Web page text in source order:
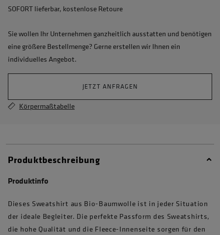
SOFORT lieferbar, kostenlose Retoure
Sie wollen Ihr Unternehmen ganzheitlich ausstatten und benötigen
eine größere Bestellmenge? Gerne erstellen wir Ihnen ein
individuelles Angebot.
JETZT ANFRAGEN
Körpermaßtabelle
Produktbeschreibung
Produktinfo
Dieses Sweatshirt aus Bio-Baumwolle ist in jeder Situation
der ideale Begleiter. Die perfekte Passform des Sweatshirts,
die hohe Qualität und die Fleece-Innenseite sorgen für den